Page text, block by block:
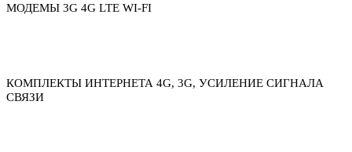
МОДЕМЫ 3G 4G LTE WI-FI
КОМПЛЕКТЫ ИНТЕРНЕТА 4G, 3G, УСИЛЕНИЕ СИГНАЛА
СВЯЗИ